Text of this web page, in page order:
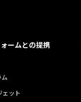
ームとの提携
ェット